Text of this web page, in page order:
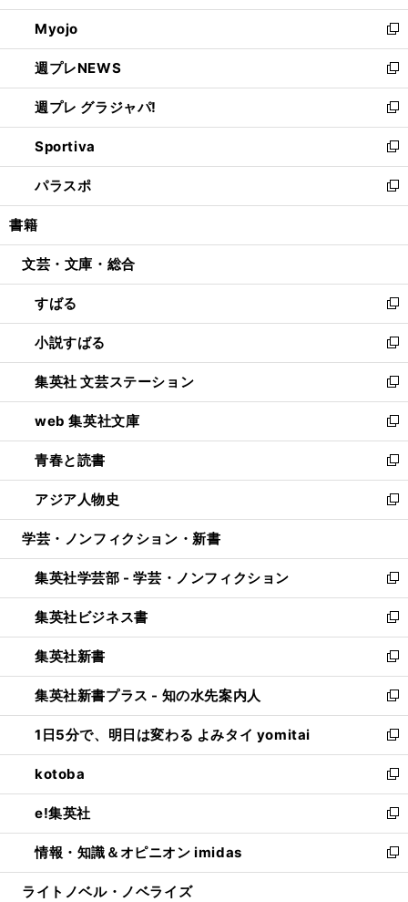
開
く
ウ
で
開
く
ン
ド
ウ
で
開
く
ウ
ィ
ン
ド
ウ
で
開
く
Myojo
新
し
い
ウ
ィ
ン
ド
ウ
で
開
週プレNEWS
新
し
い
ウ
ィ
ン
ド
ウ
開
週プレ グラジャパ!
新
し
い
ウ
ィ
ン
ウ
開
く
Sportiva
新
し
い
ウ
ン
ウ
で
開
く
パラスポ
新
し
ウ
ン
ド
ウ
で
開
く
書籍
文芸・文庫・総合
すばる
新
し
い
ウ
ィ
ン
ド
ウ
で
開
く
小説すばる
新
し
い
ウ
ィ
ン
ド
ウ
で
開
集英社 文芸ステーション
新
し
い
ウ
ィ
ン
ド
ウ
開
く
web 集英社文庫
新
し
い
ウ
ィ
ン
ウ
で
開
く
青春と読書
新
し
い
ウ
ン
ド
ウ
で
開
く
アジア人物史
新
し
ウ
ィ
ン
ド
ウ
で
開
く
学芸・ノンフィクション・新書
集英社学芸部 - 学芸・ノンフィクション
新
し
い
ウ
ィ
ン
ド
ウ
で
開
く
集英社ビジネス書
新
し
い
ウ
ィ
ン
ド
ウ
で
開
く
集英社新書
新
し
い
ウ
ィ
ン
ド
ウ
で
開
く
集英社新書プラス - 知の水先案内人
新
し
い
ウ
ィ
ン
ド
ウ
で
開
1日5分で、明日は変わる よみタイ yomitai
新
し
い
ウ
ィ
ン
ド
ウ
kotoba
新
し
い
ウ
ィ
ン
e!集英社
新
し
い
ウ
情報・知識＆オピニオン imidas
新
し
ライトノベル・ノベライズ